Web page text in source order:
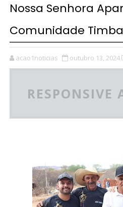
Nossa Senhora
Comunidade
acao1noticias outubro 13, 2024
RESPONSIVE